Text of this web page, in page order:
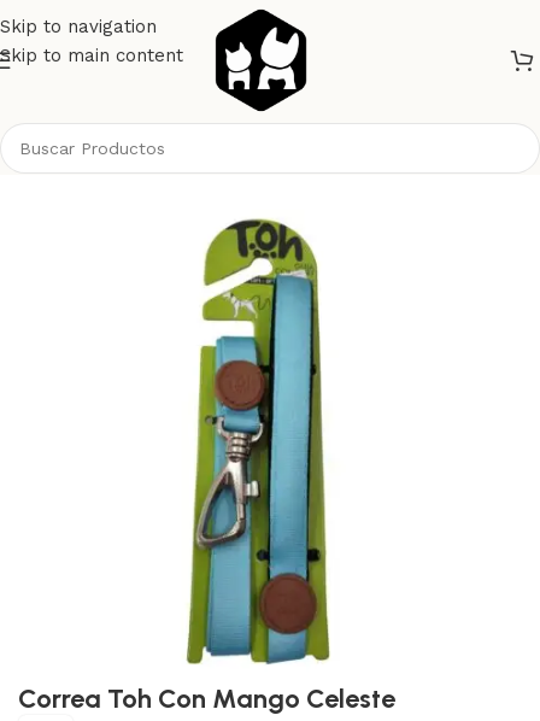
Skip to navigation
Skip to main content
Correa Toh Con Mango Celeste